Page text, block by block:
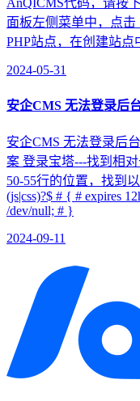
面板左侧菜单中，点
PHP站点，在创建站
2024-05-31
安企CMS 无法登录后
安企CMS 无法登录后
案 登录宝塔---找到相
50-55行的位置，找到
(js|css)?$ # { # expires
/dev/null; # }
2024-09-11